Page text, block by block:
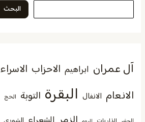
البحث
آل عمران ابراهيم الاحزاب الاسراء
الانعام الانفال البقرة التوبة الحج